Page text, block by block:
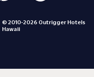
© 2010-2026 Outrigger Hotels
Hawaii